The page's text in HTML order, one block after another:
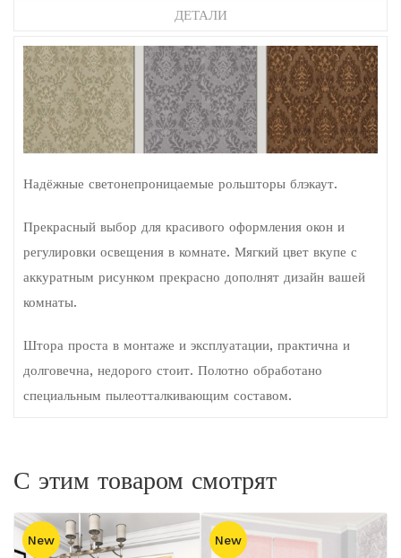
ДЕТАЛИ
Надёжные светонепроницаемые рольшторы блэкаут.
Прекрасный выбор для красивого оформления окон и
регулировки освещения в комнате. Мягкий цвет вкупе с
аккуратным рисунком прекрасно дополнят дизайн вашей
комнаты.
Штора проста в монтаже и эксплуатации, практична и
долговечна, недорого стоит. Полотно обработано
специальным пылеотталкивающим составом.
С этим товаром смотрят
New New